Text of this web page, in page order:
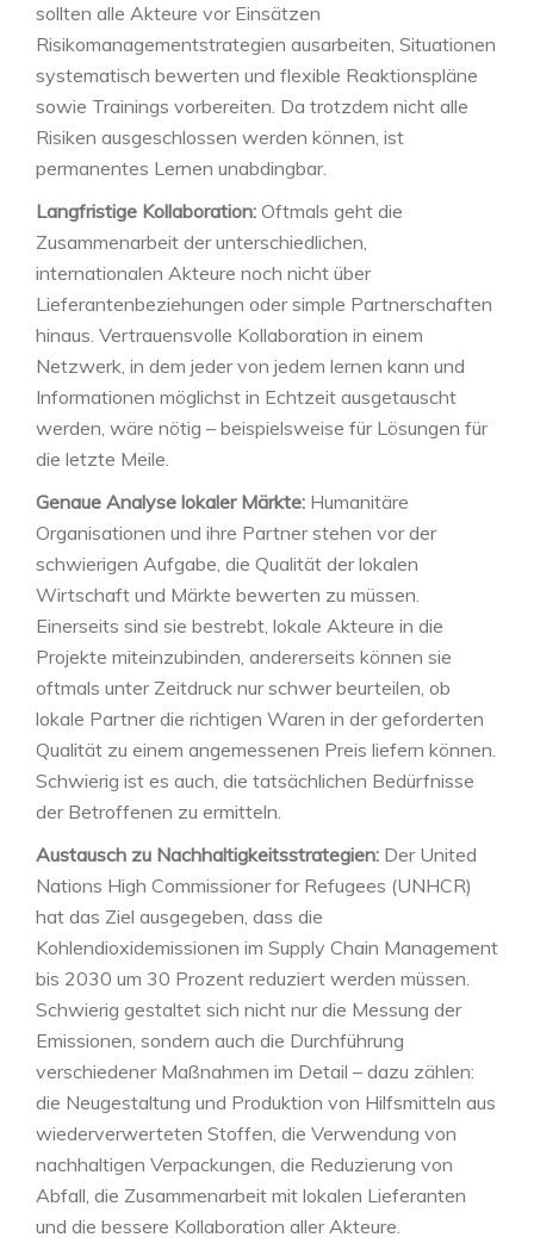
sollten alle Akteure vor Einsätzen
Risikomanagementstrategien ausarbeiten, Situationen
systematisch bewerten und flexible Reaktionspläne
sowie Trainings vorbereiten. Da trotzdem nicht alle
Risiken ausgeschlossen werden können, ist
permanentes Lernen unabdingbar.
Langfristige Kollaboration: Oftmals geht die
Zusammenarbeit der unterschiedlichen,
internationalen Akteure noch nicht über
Lieferantenbeziehungen oder simple Partnerschaften
hinaus. Vertrauensvolle Kollaboration in einem
Netzwerk, in dem jeder von jedem lernen kann und
Informationen möglichst in Echtzeit ausgetauscht
werden, wäre nötig – beispielsweise für Lösungen für
die letzte Meile.
Genaue Analyse lokaler Märkte: Humanitäre
Organisationen und ihre Partner stehen vor der
schwierigen Aufgabe, die Qualität der lokalen
Wirtschaft und Märkte bewerten zu müssen.
Einerseits sind sie bestrebt, lokale Akteure in die
Projekte miteinzubinden, andererseits können sie
oftmals unter Zeitdruck nur schwer beurteilen, ob
lokale Partner die richtigen Waren in der geforderten
Qualität zu einem angemessenen Preis liefern können.
Schwierig ist es auch, die tatsächlichen Bedürfnisse
der Betroffenen zu ermitteln.
Austausch zu Nachhaltigkeitsstrategien: Der United
Nations High Commissioner for Refugees (UNHCR)
hat das Ziel ausgegeben, dass die
Kohlendioxidemissionen im Supply Chain Management
bis 2030 um 30 Prozent reduziert werden müssen.
Schwierig gestaltet sich nicht nur die Messung der
Emissionen, sondern auch die Durchführung
verschiedener Maßnahmen im Detail – dazu zählen:
die Neugestaltung und Produktion von Hilfsmitteln aus
wiederverwerteten Stoffen, die Verwendung von
nachhaltigen Verpackungen, die Reduzierung von
Abfall, die Zusammenarbeit mit lokalen Lieferanten
und die bessere Kollaboration aller Akteure.